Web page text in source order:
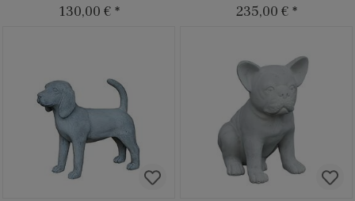
130,00 € * 235,00 € *